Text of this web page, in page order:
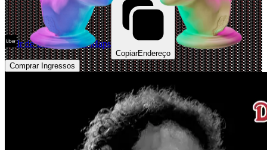
Ir de Uber Abrir Maps
CopiarEndereço
Comprar Ingressos